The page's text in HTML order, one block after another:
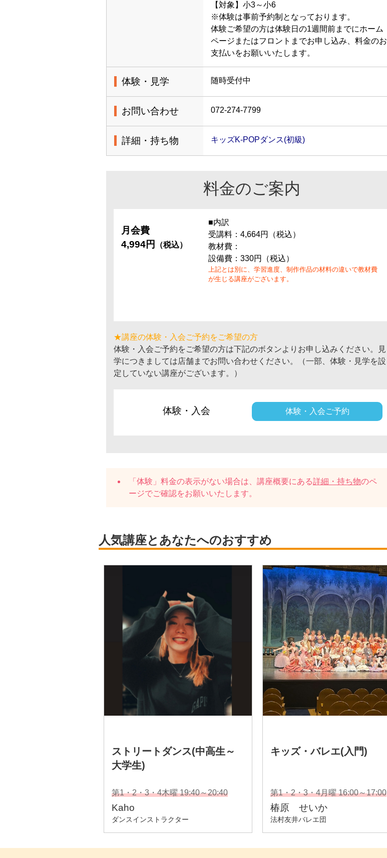
【対象】小3～小6
※体験は事前予約制となっております。
体験ご希望の方は体験日の1週間前までにホーム
ページまたはフロントまでお申し込み、料金のお
支払いをお願いいたします。
体験・見学 随時受付中
お問い合わせ 072-274-7799
詳細・持ち物 キッズK-POPダンス(初級)
料金のご案内
月会費
4,994円
（税込）
■内訳
受講料：4,664円（税込）
教材費：
設備費：330円（税込）
上記とは別に、学習進度、制作作品の材料の違いで教材費
が生じる講座がございます。
★講座の体験・入会ご予約をご希望の方
体験・入会ご予約をご希望の方は下記のボタンよりお申し込みください。見
学につきましては店舗までお問い合わせください。（一部、体験・見学を設
定していない講座がございます。）
体験・入会 体験・入会ご予約
「体験」料金の表示がない場合は、講座概要にある詳細・持ち物のペ
ージでご確認をお願いいたします。